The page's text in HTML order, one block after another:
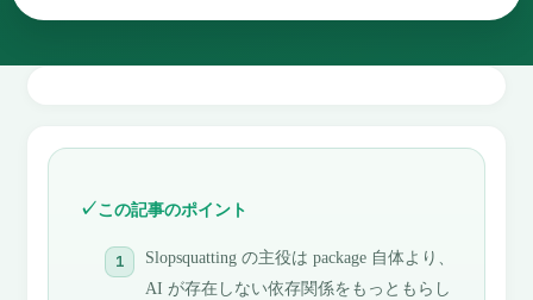
この記事のポイント
Slopsquatting の主役は package 自体より、
AI が存在しない依存関係をもっともらし